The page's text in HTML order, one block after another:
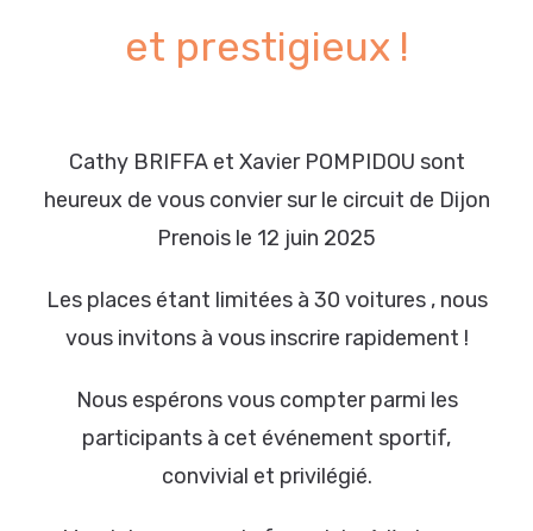
et prestigieux !
Cathy BRIFFA et Xavier POMPIDOU sont
heureux de vous convier sur le circuit de Dijon
Prenois le 12 juin 2025
Les places étant limitées à 30 voitures , nous
vous invitons à vous inscrire rapidement !
Nous espérons vous compter parmi les
participants à cet événement sportif,
convivial et privilégié.